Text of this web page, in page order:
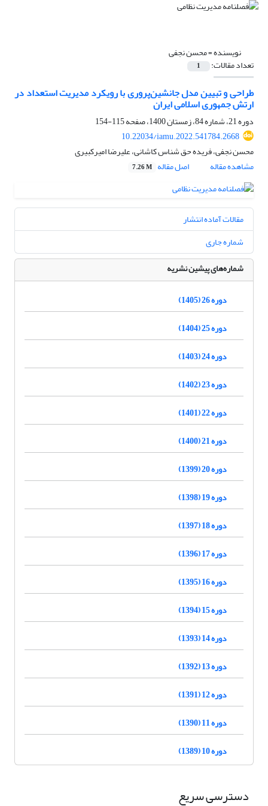
نویسنده =محسن نجفی
تعداد مقالات: 1
طراحی و تبیین مدل جانشین‌پروری با رویکرد مدیریت استعداد در
ارتش جمهوری اسلامی ایران
دوره 21، شماره 84، زمستان 1400، صفحه
115-154
10.22034/iamu.2022.541784.2668
محسن نجفی، فریده حق شناس کاشانی، علیرضا امیرکبیری
مشاهده مقاله
اصل مقاله 7.26 M
مقالات آماده انتشار
شماره جاری
شماره‌های پیشین نشریه
دوره 26 (1405)
دوره 25 (1404)
دوره 24 (1403)
دوره 23 (1402)
دوره 22 (1401)
دوره 21 (1400)
دوره 20 (1399)
دوره 19 (1398)
دوره 18 (1397)
دوره 17 (1396)
دوره 16 (1395)
دوره 15 (1394)
دوره 14 (1393)
دوره 13 (1392)
دوره 12 (1391)
دوره 11 (1390)
دوره 10 (1389)
دسترسی سریع